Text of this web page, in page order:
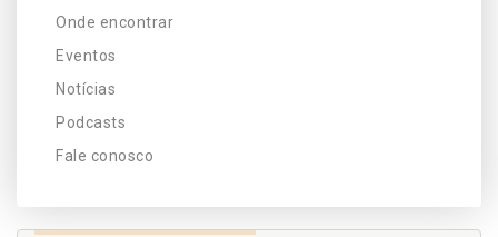
Onde encontrar
Eventos
Notícias
Podcasts
Fale conosco